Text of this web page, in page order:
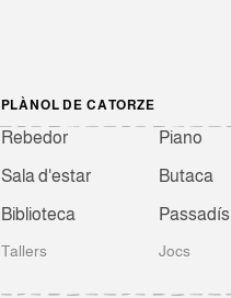
PLÀNOL DE CATORZE
Rebedor
Sala d'estar
Biblioteca
Piano
Butaca
Passadís
Tallers Jocs